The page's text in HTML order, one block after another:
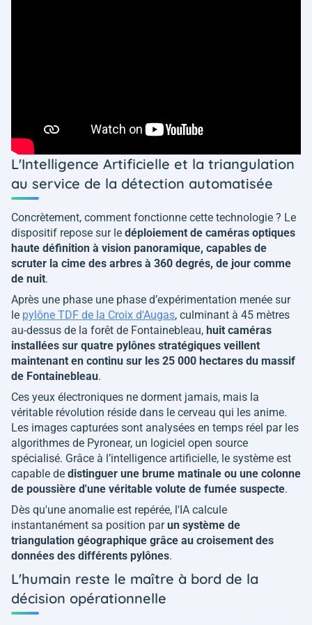
L'Intelligence Artificielle et la triangulation
au service de la détection automatisée
Concrètement, comment fonctionne cette technologie ? Le
dispositif repose sur le déploiement de caméras optiques
haute définition à vision panoramique, capables de
scruter la cime des arbres à 360 degrés, de jour comme
de nuit.
Après une phase une phase d’expérimentation menée sur
le pylône TDF de la Croix d'Augas, culminant à 45 mètres
au-dessus de la forêt de Fontainebleau, huit caméras
installées sur quatre pylônes stratégiques veillent
maintenant en continu sur les 25 000 hectares du massif
de Fontainebleau.
Ces yeux électroniques ne dorment jamais, mais la
véritable révolution réside dans le cerveau qui les anime.
Les images capturées sont analysées en temps réel par les
algorithmes de Pyronear, un logiciel open source
spécialisé. Grâce à l’intelligence artificielle, le système est
capable de distinguer une brume matinale ou une colonne
de poussière d'une véritable volute de fumée suspecte.
Dès qu'une anomalie est repérée, l'IA calcule
instantanément sa position parun système de
triangulation géographique grâce au croisement des
données des différents pylônes.
L'humain reste le maître à bord de la
décision opérationnelle